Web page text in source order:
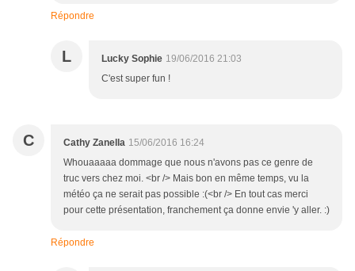
Répondre
L Lucky Sophie 19/06/2016 21:03
C'est super fun !
C Cathy Zanella 15/06/2016 16:24
Whouaaaaa dommage que nous n'avons pas ce genre de
truc vers chez moi. <br /> Mais bon en même temps, vu la
météo ça ne serait pas possible :(<br /> En tout cas merci
pour cette présentation, franchement ça donne envie 'y aller. :)
Répondre